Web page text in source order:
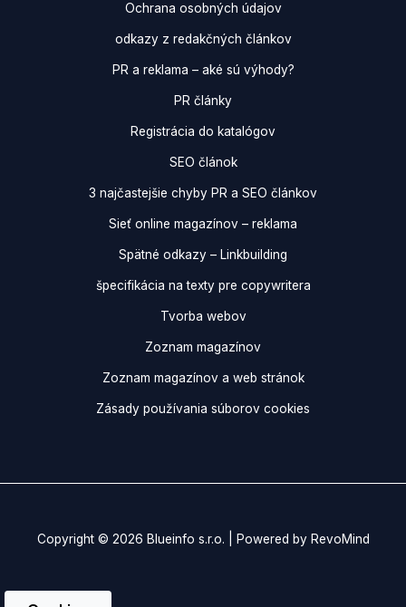
Ochrana osobných údajov
odkazy z redakčných článkov
PR a reklama – aké sú výhody?
PR články
Registrácia do katalógov
SEO článok
3 najčastejšie chyby PR a SEO článkov
Sieť online magazínov – reklama
Spätné odkazy – Linkbuilding
špecifikácia na texty pre copywritera
Tvorba webov
Zoznam magazínov
Zoznam magazínov a web stránok
Zásady používania súborov cookies
Copyright © 2026 Blueinfo s.r.o. | Powered by RevoMind